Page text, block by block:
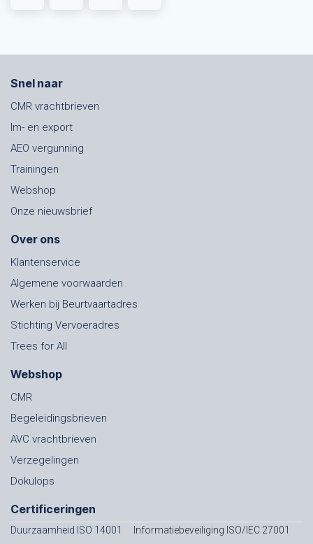
Snel naar
CMR vrachtbrieven
Im- en export
AEO vergunning
Trainingen
Webshop
Onze nieuwsbrief
Over ons
Klantenservice
Algemene voorwaarden
Werken bij Beurtvaartadres
Stichting Vervoeradres
Trees for All
Webshop
CMR
Begeleidingsbrieven
AVC vrachtbrieven
Verzegelingen
Dokulops
Certificeringen
Duurzaamheid ISO 14001 Informatiebeveiliging ISO/IEC 27001